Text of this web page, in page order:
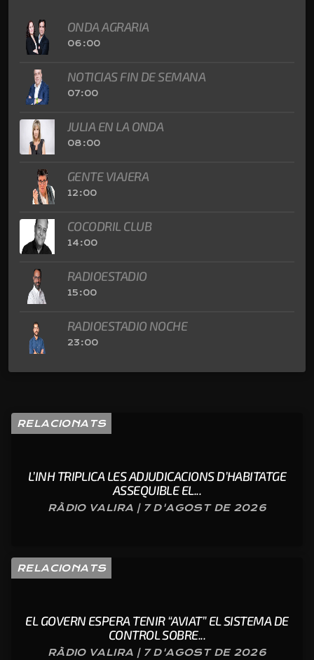
ONDA AGRARIA
06:00
NOTICIAS FIN DE SEMANA
07:00
JULIA EN LA ONDA
08:00
GENTE VIAJERA
12:00
COCODRIL CLUB
14:00
RADIOESTADIO
15:00
RADIOESTADIO NOCHE
23:00
RELACIONATS
L’INH TRIPLICA LES ADJUDICACIONS D’HABITATGE
ASSEQUIBLE EL...
RÀDIO VALIRA | 7 D'AGOST DE 2026
RELACIONATS
EL GOVERN ESPERA TENIR “AVIAT” EL SISTEMA DE
CONTROL SOBRE...
RÀDIO VALIRA | 7 D'AGOST DE 2026